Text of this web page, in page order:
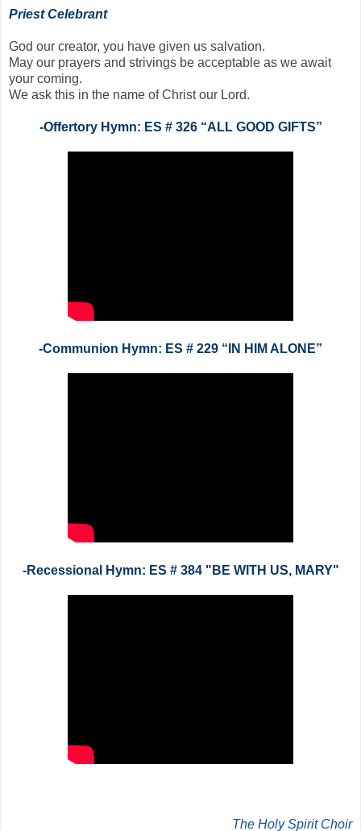
Priest Celebrant
God our creator, you have given us salvation.
May our prayers and strivings be acceptable as we await
your coming.
We ask this in the name of Christ our Lord.
-Offertory Hymn: ES # 326 “ALL GOOD GIFTS”
-Communion Hymn: ES # 229 “IN HIM ALONE”
-Recessional Hymn: ES # 384 "BE WITH US, MARY"
The Holy Spirit Choir